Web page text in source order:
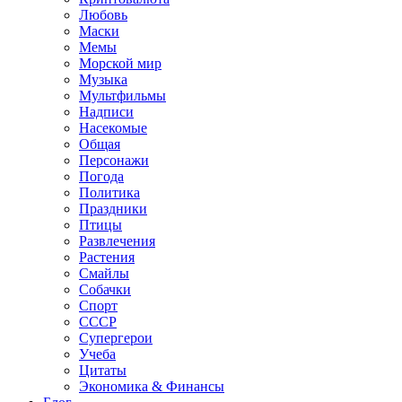
Любовь
Маски
Мемы
Морской мир
Музыка
Мультфильмы
Надписи
Насекомые
Общая
Персонажи
Погода
Политика
Праздники
Птицы
Развлечения
Растения
Смайлы
Собачки
Спорт
СССР
Супергерои
Учеба
Цитаты
Экономика & Финансы